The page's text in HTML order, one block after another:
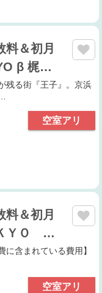
料＆初月
β 梶…
残る街『王子』。京浜
空室アリ
料＆初月
ＫＹＯ …
含まれている費用】
空室アリ